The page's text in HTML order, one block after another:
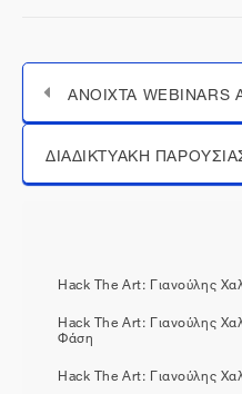
Μεταπήδηση σε...
Hack The Art: Γιανούλης
Hack The Art: Γιανούλης
Φάση
Hack The Art: Γιανούλης